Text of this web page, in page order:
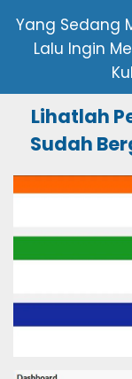
Yang Sedang
Lalu Ingin
Lihatlah
Sudah